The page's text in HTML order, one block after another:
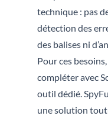
technique : pas
détection des
des balises ni
Pour ces
compléter avec
outil dédié.
une solution